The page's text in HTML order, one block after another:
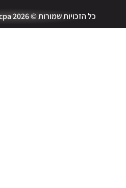
כל הזכויות שמורות © 2026 hagag-cpa